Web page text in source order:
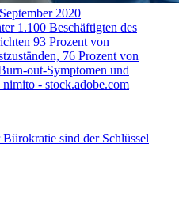
2020
1.100 Beschäftigten des
93 Prozent von
76 Prozent von
out-Symptomen und
nimito - stock.adobe.com
sind der Schlüssel